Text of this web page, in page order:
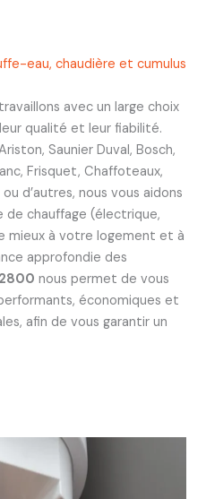
eau, chaudière et cumulus
avec un large choix
qualité et leur fiabilité.
Saunier Duval, Bosch,
Frisquet, Chaffoteaux,
d’autres, nous vous aidons
chauffage (électrique,
mieux à votre logement et à
approfondie des
nous permet de vous
économiques et
afin de vous garantir un